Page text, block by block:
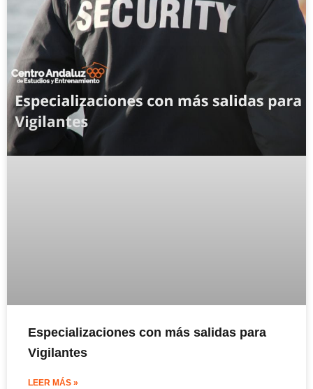
Especializaciones con más salidas para
Vigilantes
LEER MÁS »